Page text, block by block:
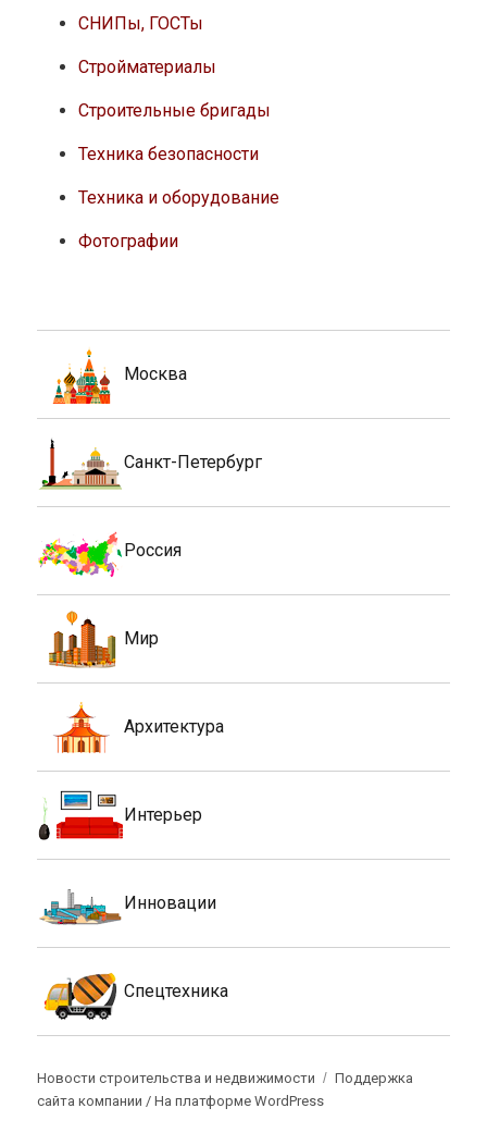
СНИПы, ГОСТы
Стройматериалы
Строительные бригады
Техника безопасности
Техника и оборудование
Фотографии
Москва
Санкт-Петербург
Россия
Мир
Архитектура
Интерьер
Инновации
Спецтехника
Новости строительства и недвижимости
Поддержка
сайта компании /На платформе WordPress